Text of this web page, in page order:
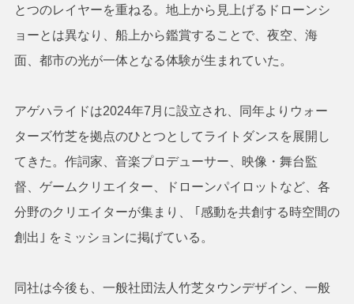
とつのレイヤーを重ねる。地上から見上げるドローンシ
ョーとは異なり、船上から鑑賞することで、夜空、海
面、都市の光が一体となる体験が生まれていた。
アゲハライドは2024年7月に設立され、同年よりウォー
ターズ竹芝を拠点のひとつとしてライトダンスを展開し
てきた。作詞家、音楽プロデューサー、映像・舞台監
督、ゲームクリエイター、ドローンパイロットなど、各
分野のクリエイターが集まり、 ｢感動を共創する時空間の
創出｣ をミッションに掲げている。
同社は今後も、一般社団法人竹芝タウンデザイン、一般